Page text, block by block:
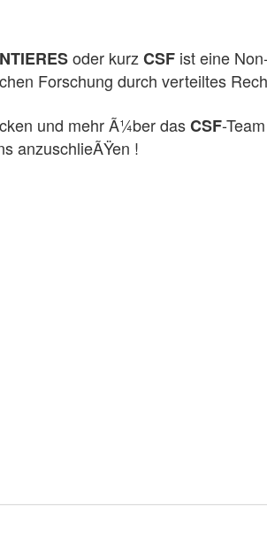
oder kurz CSF ist eine
Forschung durch verteiltes
und mehr Ã¼ber dasCSF-
anzuschlieÃŸen !